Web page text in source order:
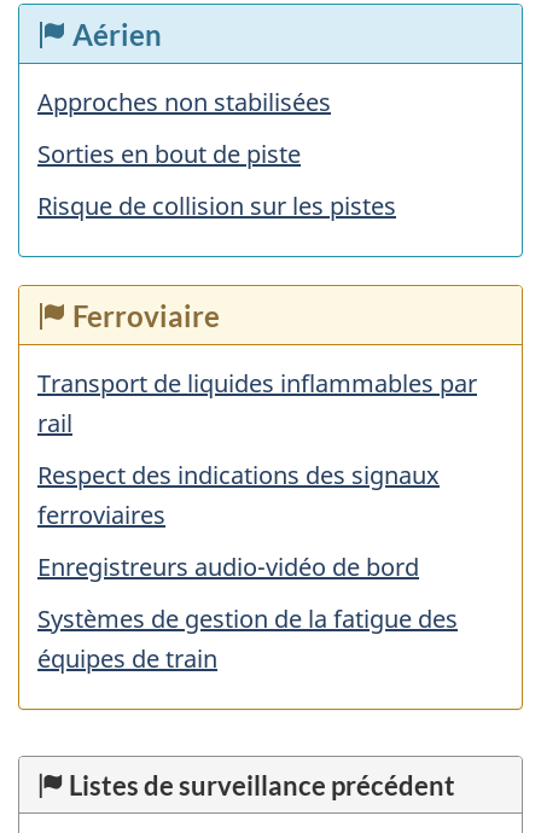
Aérien
Approches non stabilisées
Sorties en bout de piste
Risque de collision sur les pistes
Ferroviaire
Transport de liquides inflammables par
rail
Respect des indications des signaux
ferroviaires
Enregistreurs audio-vidéo de bord
Systèmes de gestion de la fatigue des
équipes de train
Listes de surveillance précédent